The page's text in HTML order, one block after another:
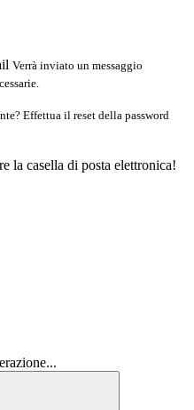
Verrà inviato un messaggio
Effettua il reset della password
la casella di posta elettronica!